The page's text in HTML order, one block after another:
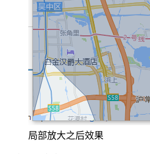
局部放大之后效果